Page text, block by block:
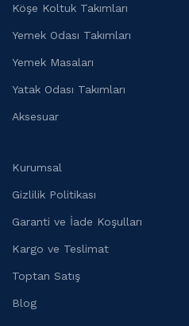
Köşe Koltuk Takımları
Yemek Odası Takımları
Yemek Masaları
Yatak Odası Takımları
Aksesuar
Kurumsal
Gizlilik Politikası
Garanti ve İade Koşulları
Kargo ve Teslimat
Toptan Satış
Blog